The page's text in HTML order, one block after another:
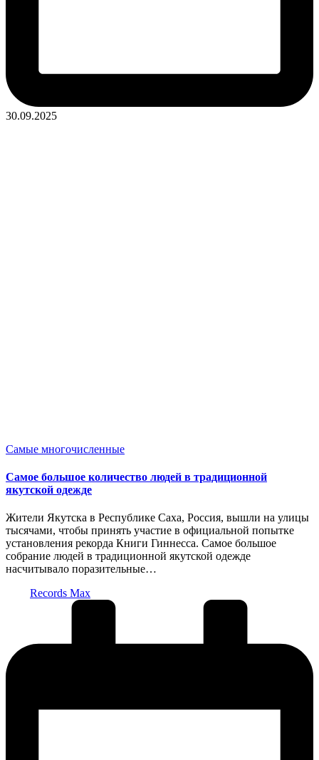
30.09.2025
Опубликовано
Самые многочисленные
Самое большое количество людей в традиционной
якутской одежде
Жители Якутска в Республике Саха, Россия, вышли на улицы
тысячами, чтобы принять участие в официальной попытке
установления рекорда Книги Гиннесса. Самое большое
собрание людей в традиционной якутской одежде
насчитывало поразительные…
Records Max